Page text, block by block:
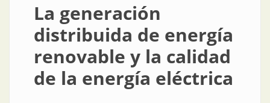
La generación
distribuida de energía
renovable y la calidad
de la energía eléctrica